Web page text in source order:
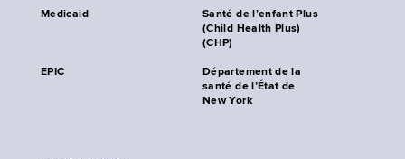
Medicaid
Santé de l’enfant Plus
(Child Health Plus)
(CHP)
EPIC
Département de la
santé de l’État de
New York